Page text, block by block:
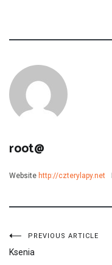
root@
Website http://czterylapy.net
Nawigacja
PREVIOUS ARTICLE
Ksenia